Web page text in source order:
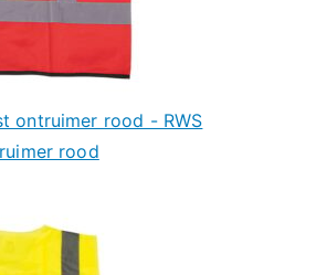
ontruimer rood - RWS
rood